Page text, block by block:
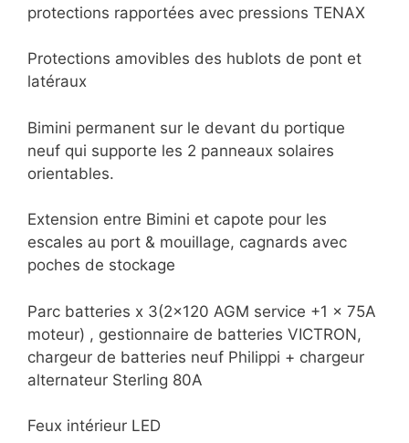
protections rapportées avec pressions TENAX
Protections amovibles des hublots de pont et
latéraux
Bimini permanent sur le devant du portique
neuf qui supporte les 2 panneaux solaires
orientables.
Extension entre Bimini et capote pour les
escales au port & mouillage, cagnards avec
poches de stockage
Parc batteries x 3(2×120 AGM service +1 x 75A
moteur) , gestionnaire de batteries VICTRON,
chargeur de batteries neuf Philippi + chargeur
alternateur Sterling 80A
Feux intérieur LED